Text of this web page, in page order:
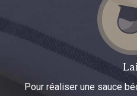
Pour réaliser une sauce